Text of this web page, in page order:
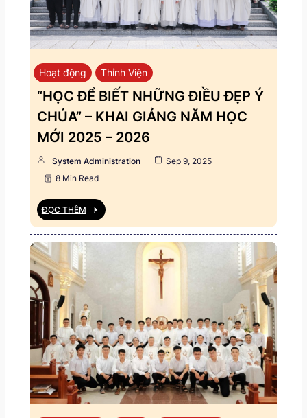
Hoạt động Thỉnh Viện
“HỌC ĐỂ BIẾT NHỮNG ĐIỀU ĐẸP Ý
CHÚA” – KHAI GIẢNG NĂM HỌC
MỚI 2025 – 2026
System Administration
Sep 9, 2025
8 Min Read
ĐỌC THÊM